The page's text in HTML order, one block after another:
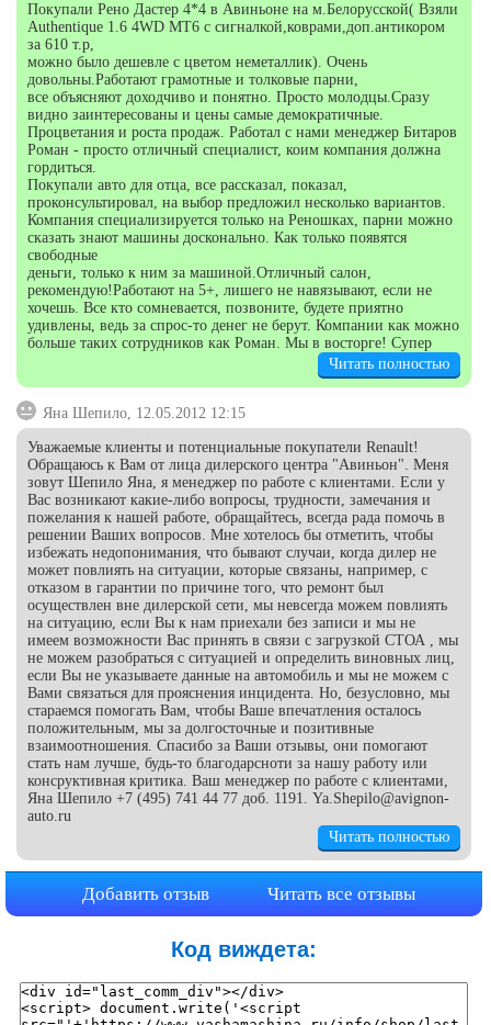
Покупали Рено Дастер 4*4 в Авиньоне на м.Белорусской( Взяли
Authentique 1.6 4WD MT6 с сигналкой,коврами,доп.антикором
за 610 т.р,
можно было дешевле с цветом неметаллик). Очень
довольны.Работают грамотные и толковые парни,
все объясняют доходчиво и понятно. Просто молодцы.Сразу
видно заинтересованы и цены самые демократичные.
Процветания и роста продаж. Работал с нами менеджер Битаров
Роман - просто отличный специалист, коим компания должна
гордиться.
Покупали авто для отца, все рассказал, показал,
проконсультировал, на выбор предложил несколько вариантов.
Компания специализируется только на Реношках, парни можно
сказать знают машины досконально. Как только появятся
свободные
деньги, только к ним за машиной.Отличный салон,
рекомендую!Работают на 5+, лишего не навязывают, если не
хочешь. Все кто сомневается, позвоните, будете приятно
удивлены, ведь за спрос-то денег не берут. Компании как можно
больше таких сотрудников как Роман. Мы в восторге! Супер
Читать полностью
Яна Шепило, 12.05.2012 12:15
Уважаемые клиенты и потенциальные покупатели Renault!
Обращаюсь к Вам от лица дилерского центра "Авиньон". Меня
зовут Шепило Яна, я менеджер по работе с клиентами. Если у
Вас возникают какие-либо вопросы, трудности, замечания и
пожелания к нашей работе, обращайтесь, всегда рада помочь в
решении Ваших вопросов. Мне хотелось бы отметить, чтобы
избежать недопонимания, что бывают случаи, когда дилер не
может повлиять на ситуации, которые связаны, например, с
отказом в гарантии по причине того, что ремонт был
осуществлен вне дилерской сети, мы невсегда можем повлиять
на ситуацию, если Вы к нам приехали без записи и мы не
имеем возможности Вас принять в связи с загрузкой СТОА , мы
не можем разобраться с ситуацией и определить виновных лиц,
если Вы не указываете данные на автомобиль и мы не можем с
Вами связаться для прояснения инцидента. Но, безусловно, мы
стараемся помогать Вам, чтобы Ваше впечатления осталось
положительным, мы за долгосточные и позитивные
взаимоотношения. Спасибо за Ваши отзывы, они помогают
стать нам лучше, будь-то благодарсноти за нашу работу или
консруктивная критика. Ваш менеджер по работе с клиентами,
Яна Шепило +7 (495) 741 44 77 доб. 1191. Ya.Shepilo@avignon-
auto.ru
Читать полностью
Добавить отзыв Читать все отзывы
Код виждета: